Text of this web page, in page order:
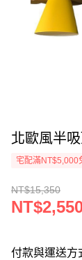
北歐風半
宅配滿NT$5,000
NT$15,350
付款與運送方